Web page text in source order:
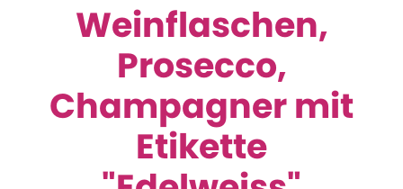
Weinflaschen,
Prosecco,
Champagner mit
Etikette